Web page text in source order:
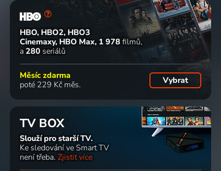
HBO, HBO2, HBO3
Cinemaxy, HBO Max 1 978 filmů
a 280 seriálů
Měsíc zdarma
poté 229 Kč měs.
Vybrat
TV BOX
Slouží pro starší TV.
Ke sledování ve Smart TV
není třeba. Zjistit více